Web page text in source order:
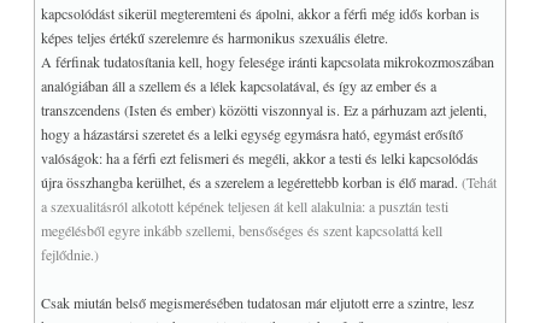
kapcsolódást sikerül megteremteni és ápolni, akkor a férfi még idős korban is
képes teljes értékű szerelemre és harmonikus szexuális életre.
A férfinak tudatosítania kell, hogy felesége iránti kapcsolata mikrokozmoszában
analógiában áll a szellem és a lélek kapcsolatával, és így az ember és a
transzcendens (Isten és ember) közötti viszonnyal is. Ez a párhuzam azt jelenti,
hogy a házastársi szeretet és a lelki egység egymásra ható, egymást erősítő
valóságok: ha a férfi ezt felismeri és megéli, akkor a testi és lelki kapcsolódás
újra összhangba kerülhet, és a szerelem a legérettebb korban is élő marad.(Tehát
a szexualitásról alkotott képének teljesen át kell alakulnia: a pusztán testi
megélésből egyre inkább szellemi, bensőséges és szent kapcsolattá kell
fejlődnie.)
Csak miután belső megismerésében tudatosan már eljutott erre a szintre, lesz